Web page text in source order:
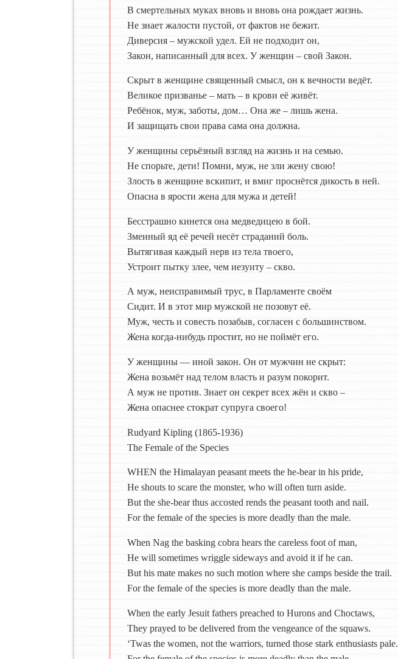
В смертельных муках вновь и вновь она рождает жизнь.
Не знает жалости пустой, от фактов не бежит.
Диверсия – мужской удел. Ей не подходит он,
Закон, написанный для всех. У женщин – свой Закон.
Скрыт в женщине священный смысл, он к вечности ведёт.
Великое призванье – мать – в крови её живёт.
Ребёнок, муж, заботы, дом… Она же – лишь жена.
И защищать свои права сама она должна.
У женщины серьёзный взгляд на жизнь и на семью.
Не спорьте, дети! Помни, муж, не зли жену свою!
Злость в женщине вскипит, и вмиг проснётся дикость в ней.
Опасна в ярости жена для мужа и детей!
Бесстрашно кинется она медведицею в бой.
Змеиный яд её речей несёт страданий боль.
Вытягивая каждый нерв из тела твоего,
Устроит пытку злее, чем иезуиту – скво.
А муж, неисправимый трус, в Парламенте своём
Сидит. И в этот мир мужской не позовут её.
Муж, честь и совесть позабыв, согласен с большинством.
Жена когда-нибудь простит, но не поймёт его.
У женщины — иной закон. Он от мужчин не скрыт:
Жена возьмёт над телом власть и разум покорит.
А муж не против. Знает он секрет всех жён и скво –
Жена опаснее стократ супруга своего!
Rudyard Kipling (1865-1936)
The Female of the Species
WHEN the Himalayan peasant meets the he-bear in his pride,
He shouts to scare the monster, who will often turn aside.
But the she-bear thus accosted rends the peasant tooth and nail.
For the female of the species is more deadly than the male.
When Nag the basking cobra hears the careless foot of man,
He will sometimes wriggle sideways and avoid it if he can.
But his mate makes no such motion where she camps beside the trail.
For the female of the species is more deadly than the male.
When the early Jesuit fathers preached to Hurons and Choctaws,
They prayed to be delivered from the vengeance of the squaws.
‘Twas the women, not the warriors, turned those stark enthusiasts pale.